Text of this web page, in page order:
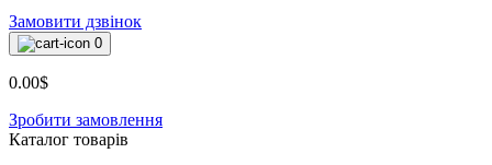
Замовити дзвінок
0
0.00$
Зробити замовлення
Каталог товарiв